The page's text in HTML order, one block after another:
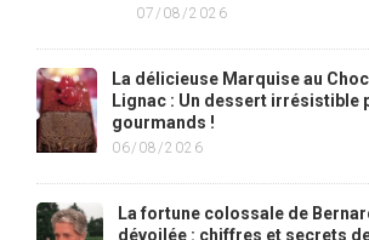
07/08/2026
La délicieuse Marquise au
Lignac : Un dessert irrésistible
gourmands !
06/08/2026
La fortune colossale de
dévoilée : chiffres et secrets